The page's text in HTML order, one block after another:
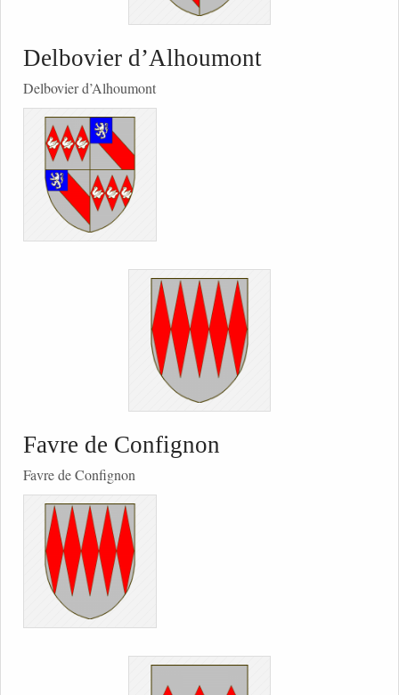
Delbovier d’Alhoumont
Delbovier d’Alhoumont
Favre de Confignon
Favre de Confignon